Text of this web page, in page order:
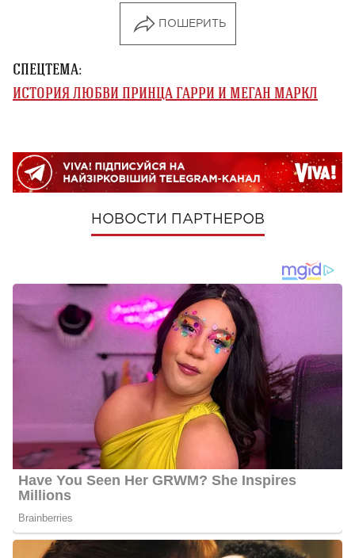
ПОШЕРИТЬ
СПЕЦТЕМА:
ИСТОРИЯ ЛЮБВИ ПРИНЦА ГАРРИ И МЕГАН МАРКЛ
НОВОСТИ ПАРТНЕРОВ